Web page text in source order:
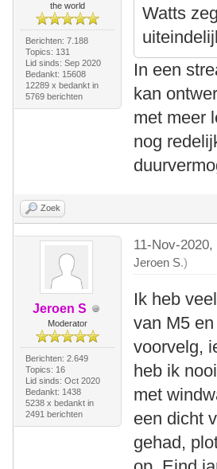
the world
Berichten: 7.188
Topics: 131
Lid sinds: Sep 2020
Bedankt: 15608
12289 x bedankt in
5769 berichten
Watts
In een
kan
met meer
nog
Zoek
Jeroen S
Moderator
Berichten: 2.649
Topics: 16
Lid sinds: Oct 2020
Bedankt: 1438
5238 x bedankt in
2491 berichten
11-Nov-2020,
Jeroen S.)
Ik heb
van M5
voorvelg,
heb ik
met
een dicht
gehad,